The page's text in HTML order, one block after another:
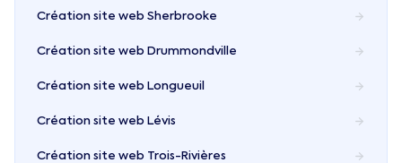
Création site web Sherbrooke
Création site web Drummondville
Création site web Longueuil
Création site web Lévis
Création site web Trois-Rivières